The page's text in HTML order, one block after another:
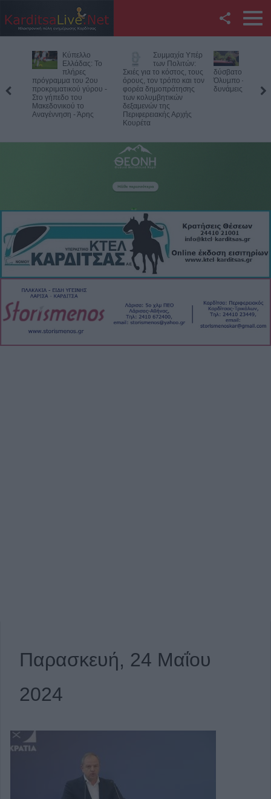
Twitter
YouTube
Αναζήτηση
Επικοινωνία με το
Κύπελλο
Ελλάδας: Το
του 2ου
γύρου -
γήπεδο του
το
- Άρης
Συμμαχία Υπέρ
των Πολιτών:
Σκιές για το κόστος, τους
όρους, τον τρόπο και τον
φορέα δημοπράτησης
των κολυμβητικών
δεξαμενών της
Περιφερειακής Αρχής
Υπό έλεγχο η
φωτιά σε
δύσβατο σημείο στον
Όλυμπο – Παραμένουν οι
δυνάμεις στο σημείο
Παρασκευή, 24 Μαΐου
2024